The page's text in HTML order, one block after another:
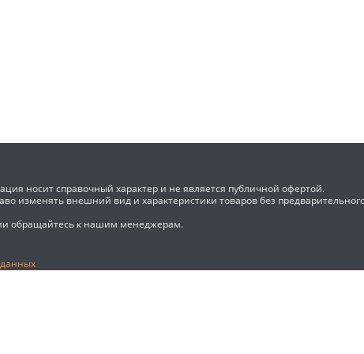
носит справочный характер и не является публичной офертой.
изменять внешний вид и характеристики товаров без
обращайтесь к нашим менеджерам.